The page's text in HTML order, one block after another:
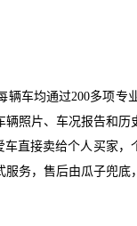
辆车均通过200多项
照片、车况报告和
车直接卖给个人买家
务，售后由瓜子兜底